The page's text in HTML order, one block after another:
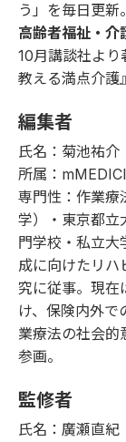
う 」を毎日更新
高齢者福祉・介
10月講談社より
教える満点介護
編集者
氏名：菊池祐介
所属：
専門性：作業療
学）・東京都立
門学校・私立
成に向けたリハ
究に従事。現在
け、保険内外で
業療法の社会的
参画。
監修者
氏名：廣瀬直紀